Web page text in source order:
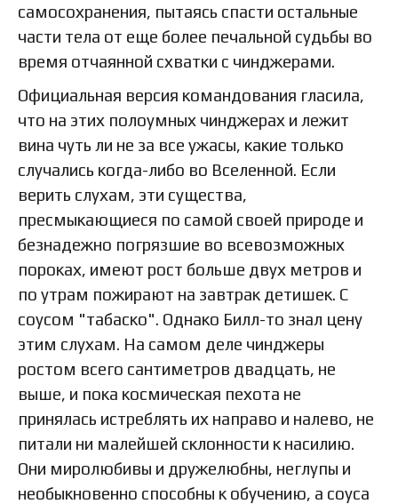
самосохранения, пытаясь спасти остальные
части тела от еще более печальной судьбы во
время отчаянной схватки с чинджерами.
Официальная версия командования гласила,
что на этих полоумных чинджерах и лежит
вина чуть ли не за все ужасы, какие только
случались когда-либо во Вселенной. Если
верить слухам, эти существа,
пресмыкающиеся по самой своей природе и
безнадежно погрязшие во всевозможных
пороках, имеют рост больше двух метров и
по утрам пожирают на завтрак детишек. С
соусом "табаско". Однако Билл-то знал цену
этим слухам. На самом деле чинджеры
ростом всего сантиметров двадцать, не
выше, и пока космическая пехота не
принялась истреблять их направо и налево, не
питали ни малейшей склонности к насилию.
Они миролюбивы и дружелюбны, неглупы и
необыкновенно способны к обучению, а соуса